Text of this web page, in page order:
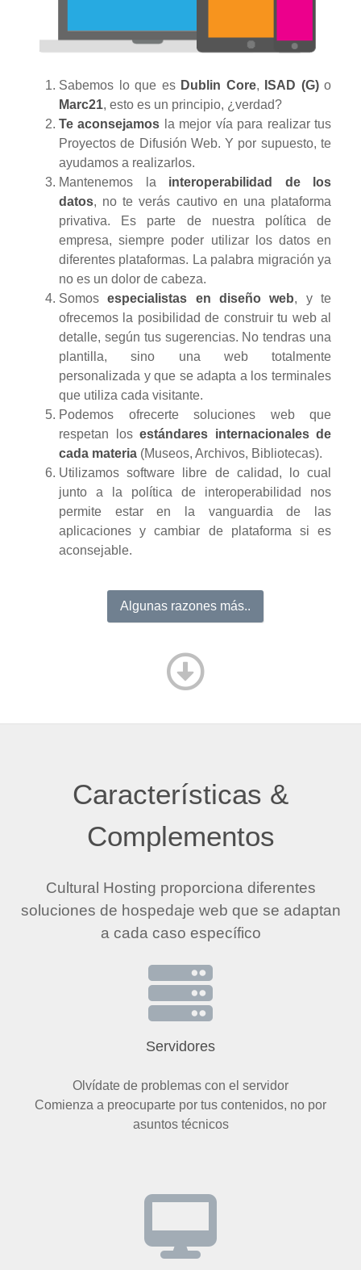
Sabemos lo que es Dublin Core, ISAD (G)o
Marc21, esto es un principio, ¿verdad?
Te aconsejamos la mejor vía para realizar tus
Proyectos de Difusión Web. Y por supuesto, te
ayudamos a realizarlos.
Mantenemos la interoperabilidad de los
datos, no te verás cautivo en una plataforma
privativa. Es parte de nuestra política de
empresa, siempre poder utilizar los datos en
diferentes plataformas. La palabra migración ya
no es un dolor de cabeza.
Somosespecialistas en diseño web, y te
ofrecemos la posibilidad de construir tu web al
detalle, según tus sugerencias. No tendras una
plantilla, sino una web totalmente
personalizada y que se adapta a los terminales
que utiliza cada visitante.
Podemos ofrecerte soluciones web que
respetan los estándares internacionales de
cada materia (Museos, Archivos, Bibliotecas).
Utilizamos software libre de calidad, lo cual
junto a la política de interoperabilidad nos
permite estar en la vanguardia de las
aplicaciones y cambiar de plataforma si es
aconsejable.
Algunas razones más..
Características &
Complementos
Cultural Hosting proporciona diferentes
soluciones de hospedaje web que se adaptan
a cada caso específico
Servidores
Olvídate de problemas con el servidor
Comienza a preocuparte por tus contenidos, no por
asuntos técnicos